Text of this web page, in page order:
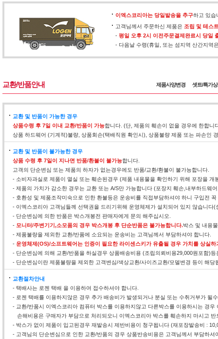
이엑스코리아는 당일발송을 추구하고 있습
고객님께서 주문하신 제품은 조립 및 테스
- 평일 오후 2시 이전주문결제완료시 당일
- 다음날 수령(휴일, 또는 섬지역 산간지역
교환/반품안내 제품사양변경 셋트/특가
교환 및 반품이 가능한 경우
상품수령 후 7일 이내 교환/반품이 가능합니다. (단, 제품의 훼손이 없을 경우에 한합니
상품 하드웨어 (기계적)불량, 상품회손(택배직원 확인시), 상품불량 제품 또는 파손인
교환 및 반품이 불가능한 경우
상품 수령 후 7일이 지나면 반품/환불이 불가능합니다.
고객의 단순변심 또는 제품의 하자가 없는경우에도 반품/교환/환불이 불가능합니다.
- 소비자과실로 제품이 멸실 또는 훼손된경우 (제품 내용물을 확인하기 위해 포장을 개
- 제품의 가치가 감소한 경우는 교환 또는 A/S만 가능합니다 (포장지 훼손,내부하드웨
- 호환성 및 제품조작미숙으로 인한 환불등은 운송비를 직접부담하셔야 하니 구입전
- 이엑스코리아 고객님들께 선택권을 드리기위해 운영체제가 설치되어 있지 않습니다
- 단순변심에 의한 반품은 박스개봉전 판매자에게 문의 해주십시오.
- 모니터/주변기기,소모품의 경우 박스개봉 후 단순반품은 불가능합니다.박스 및 내용
- 제품불량을 제외한 교환/반품에 소요되는 운송비는 고객님께서 부담하셔야 합니다.
- 운영체제(OS)/소프트웨어는 인증이 필요한 라이센스키가 유출될 경우 가치를 상실
- 단순변심에 의해 교환/반품을 하실경우 상품배송비용 (조립의뢰비용29,000원포함)
- 단순변심이란 제품불량을 제외한 고객변심/색상교환/사이즈교환/모델변경 등이 해당
교환절차안내
- 택배사는 로젠 택배 을 이용하여 접수하셔야 합니다.
- 로젠 택배를 이용하지않은 경우 추가 배송비가 발생되거나 분실 또는 수취거부가 될
- 교환/반품시 이엑스코리아 컴퓨터 박스를 이용하지않고 다른박스를 이용하시는 경
손해비용은 구매자가 부담으로 처리되오니 이엑스코리아 박스를 훼손하지 마시고
- 박스가 없이 제품이 입고된경우 재발송시 제반비용이 청구됩니다 (재포장발송비 :
- 고객님의 단순변심으로 인한 교환/반품의 경우 상품반송비용은 고객님께서 부담하